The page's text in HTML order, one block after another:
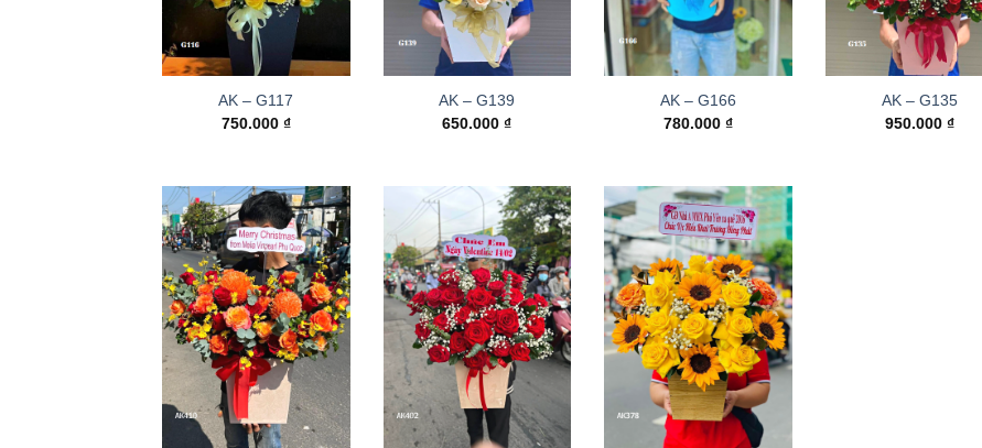
AK – G117
750.000 ₫
AK – G139
650.000₫
AK – G166
780.000₫
AK – G135
950.000 ₫